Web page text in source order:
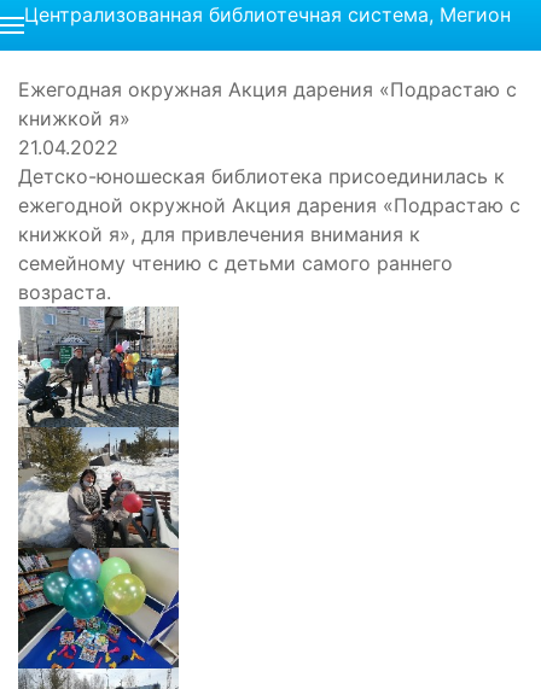
Централизованная библиотечная система, Мегион
Ежегодная окружная Акция дарения «Подрастаю с
книжкой я»
21.04.2022
Детско-юношеская библиотека присоединилась к
ежегодной окружной Акция дарения «Подрастаю с
книжкой я», для привлечения внимания к
семейному чтению с детьми самого раннего
возраста.